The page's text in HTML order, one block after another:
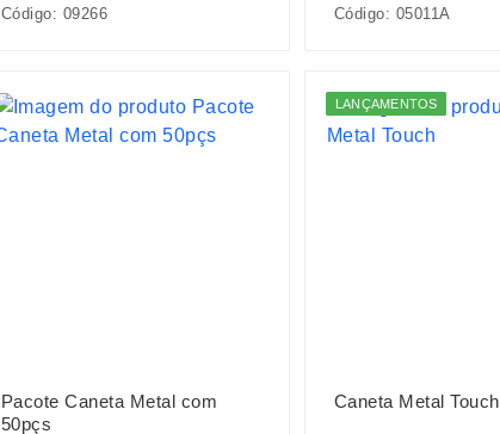
Código: 09266 Código: 05011A
Pacote Caneta Metal com
50pçs
LANÇAMENTOS
Caneta Metal Touch